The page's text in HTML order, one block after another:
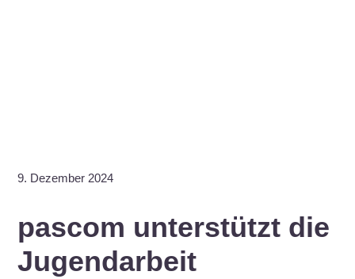
9. Dezember 2024
pascom unterstützt die
Jugendarbeit